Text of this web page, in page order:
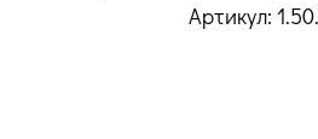
Артикул: